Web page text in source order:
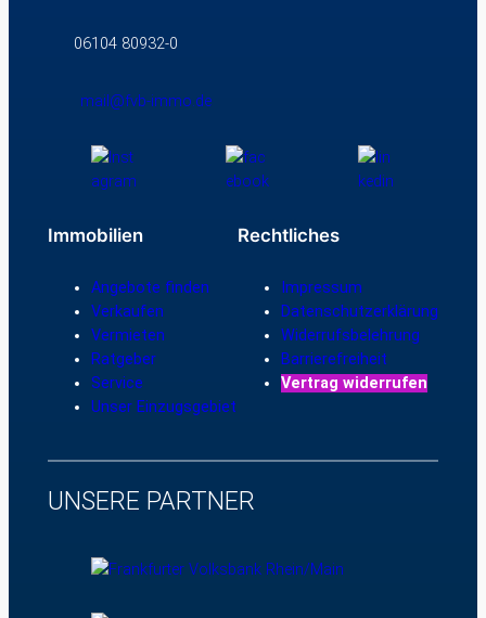
06104 80932-0
mail@fvb-immo.de
Immobilien
Angebote finden
Verkaufen
Vermieten
Ratgeber
Service
Unser Einzugsgebiet
Rechtliches
Impressum
Datenschutzerklärung
Widerrufsbelehrung
Barrierefreiheit
Vertrag widerrufen
UNSERE PARTNER